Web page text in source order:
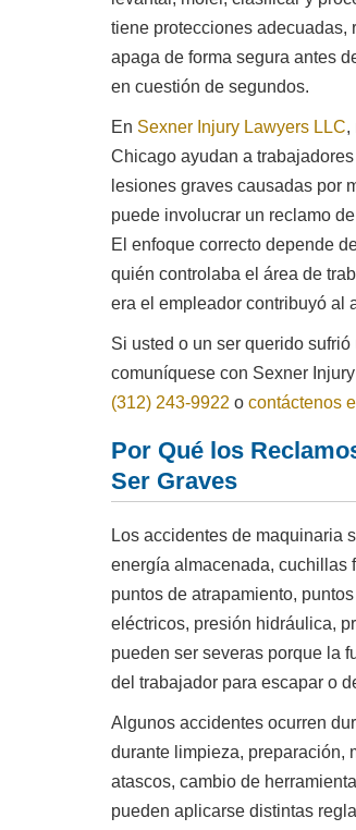
tiene protecciones adecuadas,
apaga de forma segura antes
en cuestión de segundos.
En Sexner Injury Lawyers LLC,
Chicago ayudan a
lesiones graves causadas por
puede involucrar un reclamo de
El enfoque correcto depende
quién controlaba el área de
era el empleador contribuyó al
Si usted o un ser querido
comuníquese con Sexner
(312) 243-9922 o contáctenos
Por Qué los
Ser Graves
Los accidentes de maquinaria
energía almacenada, cuchillas
puntos de atrapamiento,
eléctricos, presión hidráulica,
pueden ser severas porque la
del trabajador para escapar o
Algunos accidentes ocurren
durante limpieza, preparación,
atascos, cambio de
pueden aplicarse distintas
Mitch Sexner es muy capaz, responde
una gran personalidad ... tiene la
caracteres que esperaba encontrar en